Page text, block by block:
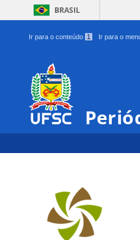
BRASIL
Ir para o conteúdo 1 Ir para o